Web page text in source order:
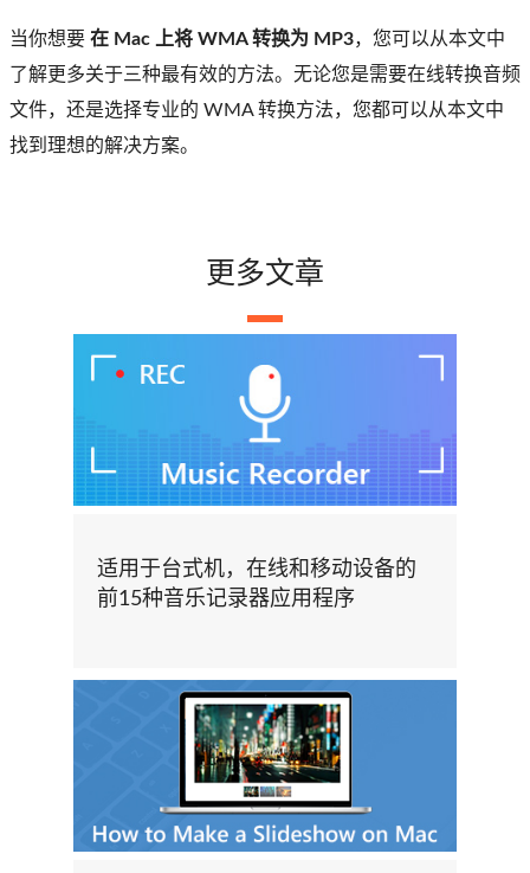
当你想要 在 Mac 上将 WMA 转换为 MP3，您可以从本文中
了解更多关于三种最有效的方法。无论您是需要在线转换音频
文件，还是选择专业的 WMA 转换方法，您都可以从本文中
找到理想的解决方案。
更多文章
适用于台式机，在线和移动设备的
前15种音乐记录器应用程序